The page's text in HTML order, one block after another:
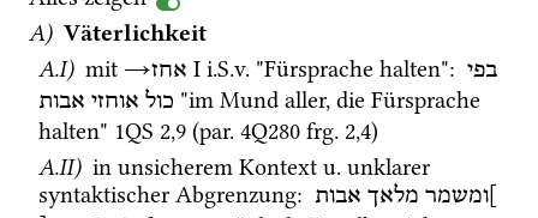
A) Väterlichkeit
A.I) mit →אחז ‎ I i.S.v. "Fürsprache halten": בפי
כול אוחזי אבות
"im Mund aller, die Fürsprache
halten" 1QS 2,9 (par. 4Q280 frg. 2,4)
A.II) in unsicherem Kontext u. unklarer
syntaktischer Abgrenzung: ]ומשמר מלאך אבות